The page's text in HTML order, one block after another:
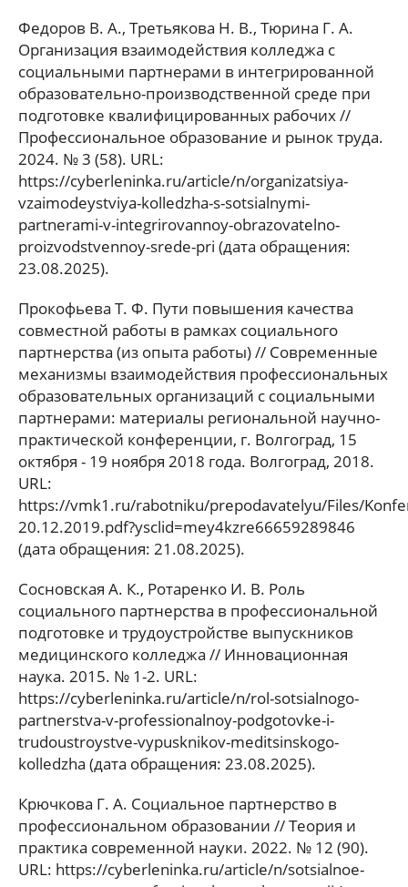
Федоров В. А., Третьякова Н. В., Тюрина Г. А.
Организация взаимодействия колледжа с
социальными партнерами в интегрированной
образовательно-производственной среде при
подготовке квалифицированных рабочих //
Профессиональное образование и рынок труда.
2024. № 3 (58). URL:
https://cyberleninka.ru/article/n/organizatsiya-
vzaimodeystviya-kolledzha-s-sotsialnymi-
partnerami-v-integrirovannoy-obrazovatelno-
proizvodstvennoy-srede-pri (дата обращения:
23.08.2025).
Прокофьева Т. Ф. Пути повышения качества
совместной работы в рамках социального
партнерства (из опыта работы) // Современные
механизмы взаимодействия профессиональных
образовательных организаций с социальными
партнерами: материалы региональной научно-
практической конференции, г. Волгоград, 15
октября - 19 ноября 2018 года. Волгоград, 2018.
URL:
https://vmk1.ru/rabotniku/prepodavatelyu/Files/
20.12.2019.pdf?ysclid=mey4kzre66659289846
(дата обращения: 21.08.2025).
Сосновская А. К., Ротаренко И. В. Роль
социального партнерства в профессиональной
подготовке и трудоустройстве выпускников
медицинского колледжа // Инновационная
наука. 2015. № 1-2. URL:
https://cyberleninka.ru/article/n/rol-sotsialnogo-
partnerstva-v-professionalnoy-podgotovke-i-
trudoustroystve-vypusknikov-meditsinskogo-
kolledzha (дата обращения: 23.08.2025).
Крючкова Г. А. Социальное партнерство в
профессиональном образовании // Теория и
практика современной науки. 2022. № 12 (90).
URL: https://cyberleninka.ru/article/n/sotsialnoe-